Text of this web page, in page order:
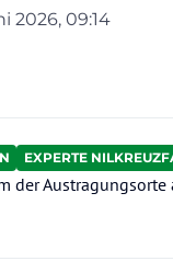
2026, 09:14
EXPERTE
der Austragungsorte